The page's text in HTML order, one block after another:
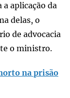
aplicação da
delas, o
de advocacia
o ministro.
na prisão